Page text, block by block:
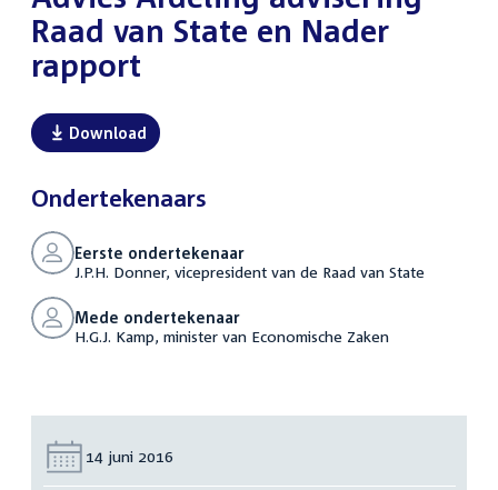
Raad van State en Nader
rapport
Download
Ondertekenaars
Eerste ondertekenaar
J.P.H. Donner, vicepresident van de Raad van State
Mede ondertekenaar
H.G.J. Kamp, minister van Economische Zaken
Datum:
14 juni 2016